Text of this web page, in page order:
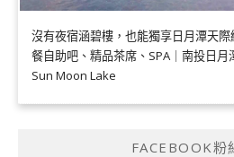
沒有夜宿涵碧樓，也能獨享日月潭天
餐自助吧、精品茶席、SPA｜南投日
Sun Moon Lake
FACEBOOK粉